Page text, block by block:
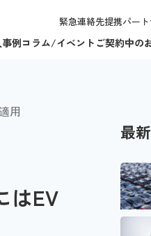
緊急連絡先提携パー
例コラム/イベント ご契約中の
用
はEV
最